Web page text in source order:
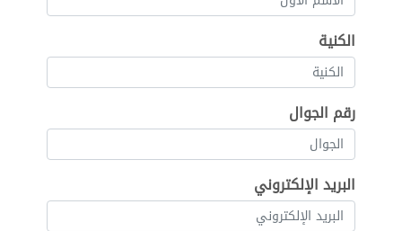
الكنية
رقم الجوال
البريد الإلكتروني